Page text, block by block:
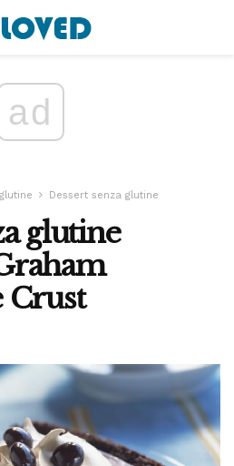
ad
Dessert senza glutine
glutine
Crust